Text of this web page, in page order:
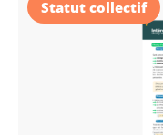
Statut collectif